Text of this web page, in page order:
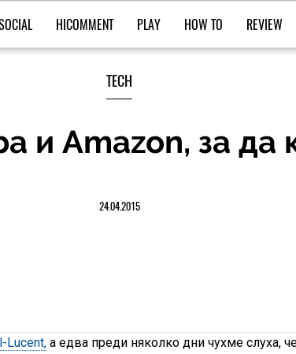
HICOMMENT PLAY HOW TO REVIEW
TECH
и Amazon, за да
24.04.2015
Lucent,а едва преди няколко дни чухме слуха,